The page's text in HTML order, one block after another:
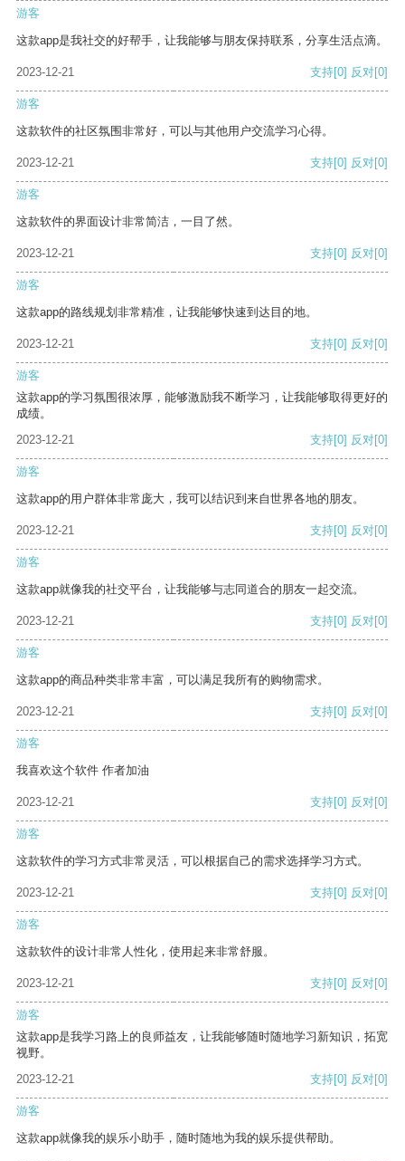
游客
这款app是我社交的好帮手，让我能够与朋友保持联系，分享生活点滴。
2023-12-21 支持[0] 反对[0]
游客
这款软件的社区氛围非常好，可以与其他用户交流学习心得。
2023-12-21 支持[0] 反对[0]
游客
这款软件的界面设计非常简洁，一目了然。
2023-12-21 支持[0] 反对[0]
游客
这款app的路线规划非常精准，让我能够快速到达目的地。
2023-12-21 支持[0] 反对[0]
游客
这款app的学习氛围很浓厚，能够激励我不断学习，让我能够取得更好的
成绩。
2023-12-21
支持[0] 反对[0]
游客
这款app的用户群体非常庞大，我可以结识到来自世界各地的朋友。
2023-12-21 支持[0] 反对[0]
游客
这款app就像我的社交平台，让我能够与志同道合的朋友一起交流。
2023-12-21 支持[0] 反对[0]
游客
这款app的商品种类非常丰富，可以满足我所有的购物需求。
2023-12-21 支持[0] 反对[0]
游客
我喜欢这个软件 作者加油
2023-12-21 支持[0] 反对[0]
游客
这款软件的学习方式非常灵活，可以根据自己的需求选择学习方式。
2023-12-21 支持[0] 反对[0]
游客
这款软件的设计非常人性化，使用起来非常舒服。
2023-12-21 支持[0] 反对[0]
游客
这款app是我学习路上的良师益友，让我能够随时随地学习新知识，拓宽
视野。
2023-12-21
支持[0] 反对[0]
游客
这款app就像我的娱乐小助手，随时随地为我的娱乐提供帮助。